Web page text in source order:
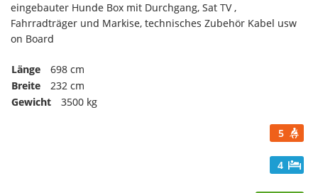
eingebauter Hunde Box mit Durchgang, Sat TV ,
Fahrradträger und Markise, technisches Zubehör Kabel usw
on Board
Länge
698 cm
Breite
232 cm
Gewicht
3500 kg
5
4